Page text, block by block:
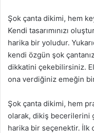
Şok çanta dikimi, hem
Kendi tasarımınızı
harika bir yoludur.
kendi özgün şok
dikkatini çekebilirsiniz.
ona verdiğiniz emeğin bir
Şok çanta dikimi, hem
olarak, dikiş becerilerini
harika bir seçenektir. İlk